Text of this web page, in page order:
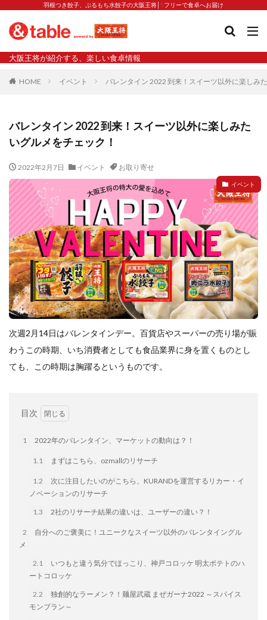
羽根つき餃子、ぷるもち水餃子の大阪王将│5フリーで食卓へお届け
大阪王将が紹介する、楽しい食卓情報
HOME イベント バレンタイン 2022 到来！スイーツ以外に楽しみ
バレンタイン 2022 到来！スイーツ以外に楽しみた
いグルメをチェック！
2022年2月7日 イベント お取り寄せ
イベント
次週2月14日はバレンタインデー。百貨店やスーパーの売り場が賑
わうこの時期、いち消費者としても食品業界に身を置くものとし
ても、この時期は胸躍るというものです。
目次
1 2022年のバレンタイン、マーケットの動向は？！
1.1 まずはこちら、ozmallのリサーチ
1.2
次に注目したいのがこちら、KURANDを運営するリカー・イ
ノベーションのリサーチ
1.3 2社のリサーチ結果の違いは、ユーザーの違い？！
2
自分へのご褒美に！ユニークなスイーツ以外のバレンタイングル
メ
2.1
いつもと違う気分でほっこり、神戸コロッケ 明太ポテトのハ
ートコロッケ
2.2
独創的なラーメン？！麺屋武蔵 まぜガーナ2022 ～スパイス
モンブラン～
タグ
2023新商品 炒飯の素 業務スーパー
水餃子
減塩
渡韓 渡韓ごっこ 炒飯
焼きそば
焼売と飲みたい
焼酎 猛暑 栄養
春雨
白くなる
小籠包
大阪王将 背徳のバターすぎるぎょうざ
宇都宮
宮崎辛麺 宮崎餃子
小籠包と飲みたい
昇華
居酒屋 弁当 担々麺
揚げ餃子
新商品
旨辛 生産者 硬くなる
外食事業
食の安全
鉄ラー油 鍋
鍋スープ
開発秘話
関西万博 食と栄養 餃子
辛
餃子と食べたい
餃子と飲みたい 魚醬
麺
麻婆豆腐
麻辣湯 通販 質問
節約
肉汁爆弾餃子
米飯
羽根つき スタミナ肉餃子
羽根つきタン塩餃子
羽根つき餃子
肉ニラ水餃子
肉まん・豚まん
肉餃子 豚まん
膨らむ
蒸籠
衛生管理
袋入り餃子
おうちde街中華コミュニティ
お取り寄せ
お弁当
せいろ
エビチリ
Strategic Cooking Management
bibigo
アレルギー
アレルゲン
アレンジ
アレンジレシピ
国産